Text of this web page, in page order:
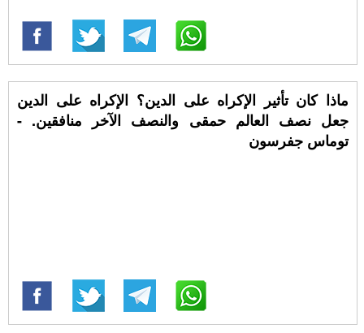
ماذا كان تأثير الإكراه على الدين؟ الإكراه على الدين
جعل نصف العالم حمقى والنصف الآخر منافقين. -
توماس جفرسون